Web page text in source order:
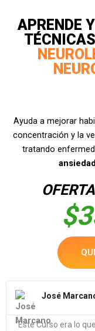
APRENDE
Ayuda a mejorar
concentración y la
tratando
José
"Este Curso era lo